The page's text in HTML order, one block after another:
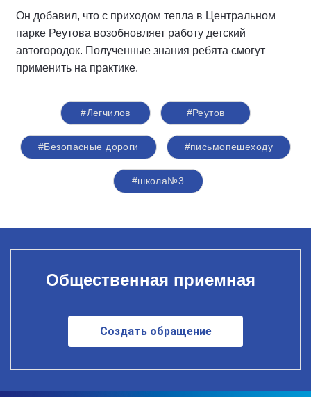
Он добавил, что с приходом тепла в Центральном
парке Реутова возобновляет работу детский
автогородок. Полученные знания ребята смогут
применить на практике.
#Легчилов #Реутов
#Безопасные дороги #письмопешеходу
#школа№3
Общественная приемная
Создать обращение